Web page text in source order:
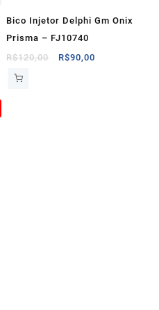
Bico Injetor Delphi Gm Onix
Prisma – FJ10740
R$120,00
O
R$90,00